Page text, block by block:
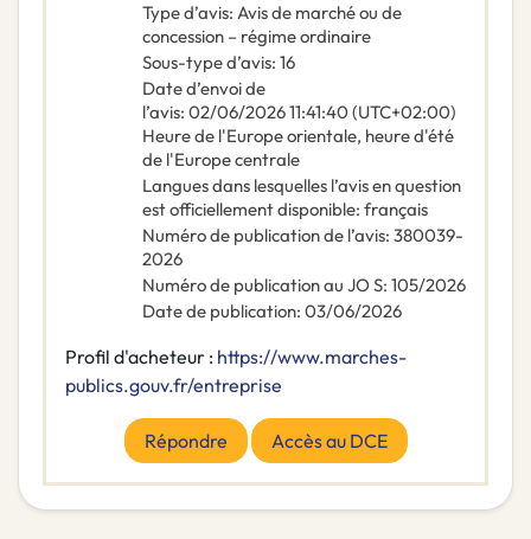
Type d’avis: Avis de marché ou de
concession – régime ordinaire
Sous-type d’avis: 16
Date d’envoi de
l’avis: 02/06/202611:41:40 (UTC+02:00)
Heure de l'Europe orientale, heure d'été
de l'Europe centrale
Langues dans lesquelles l’avis en question
est officiellement disponible: français
Numéro de publication de l’avis: 380039-
2026
Numéro de publication au JO S: 105/2026
Date de publication: 03/06/2026
Profil d'acheteur : https://www.marches-
publics.gouv.fr/entreprise
Répondre Accès au DCE